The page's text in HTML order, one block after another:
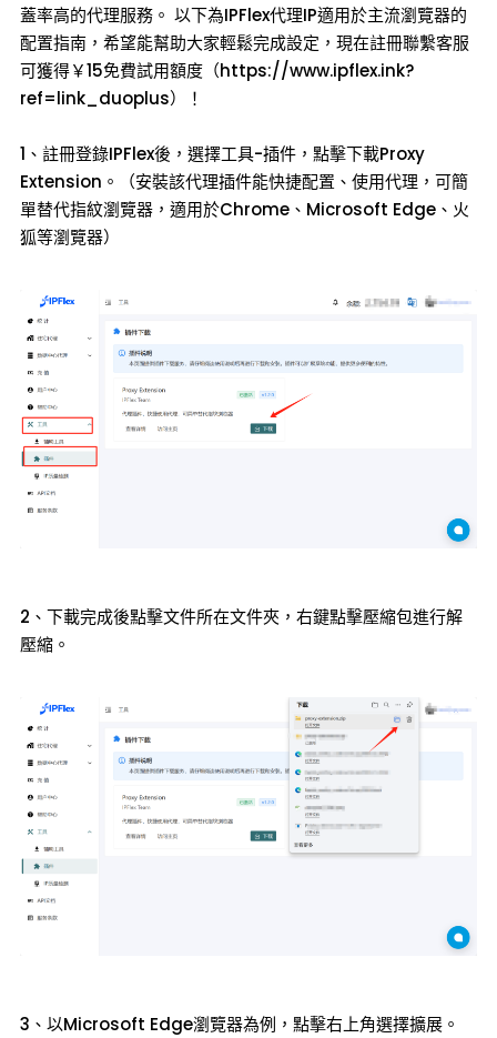
蓋率高的代理服務。 以下為IPFlex代理IP適用於主流瀏覽器的
配置指南，希望能幫助大家輕鬆完成設定，現在註冊聯繫客服
可獲得￥15免費試用額度（https://www.ipflex.ink?
ref=link_duoplus）！
1、註冊登錄IPFlex後，選擇工具-插件，點擊下載Proxy
Extension。（安裝該代理插件能快捷配置、使用代理，可簡
單替代指紋瀏覽器，適用於Chrome、Microsoft Edge、火
狐等瀏覽器）
2、下載完成後點擊文件所在文件夾，右鍵點擊壓縮包進行解
壓縮。
3、以Microsoft Edge瀏覽器為例，點擊右上角選擇擴展。